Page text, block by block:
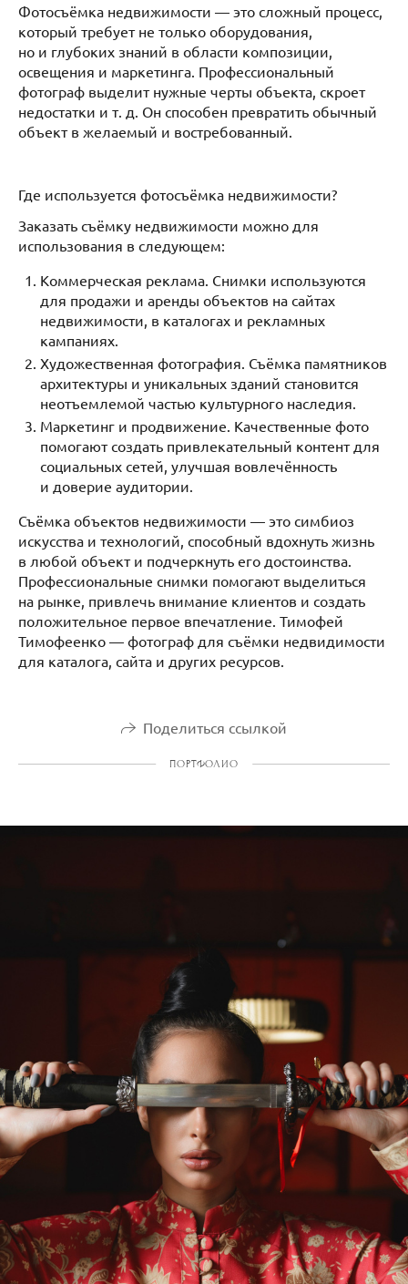
Фотосъёмка недвижимости — это сложный процесс,
который требует не только оборудования,
но и глубоких знаний в области композиции,
освещения и маркетинга. Профессиональный
фотограф выделит нужные черты объекта, скроет
недостатки и т. д. Он способен превратить обычный
объект в желаемый и востребованный.
Где используется фотосъёмка недвижимости?
Заказать съёмку недвижимости можно для
использования в следующем:
Коммерческая реклама. Снимки используются
для продажи и аренды объектов на сайтах
недвижимости, в каталогах и рекламных
кампаниях.
Художественная фотография. Съёмка памятников
архитектуры и уникальных зданий становится
неотъемлемой частью культурного наследия.
Маркетинг и продвижение. Качественные фото
помогают создать привлекательный контент для
социальных сетей, улучшая вовлечённость
и доверие аудитории.
Съёмка объектов недвижимости — это симбиоз
искусства и технологий, способный вдохнуть жизнь
в любой объект и подчеркнуть его достоинства.
Профессиональные снимки помогают выделиться
на рынке, привлечь внимание клиентов и создать
положительное первое впечатление. Тимофей
Тимофеенко — фотограф для съёмки недвидимости
для каталога, сайта и других ресурсов.
Поделиться ссылкой
ПОРТФОЛИО